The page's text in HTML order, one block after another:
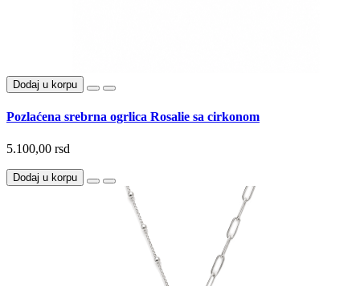
Dodaj u korpu
Pozlaćena srebrna ogrlica Rosalie sa cirkonom
5.100,00 rsd
Dodaj u korpu